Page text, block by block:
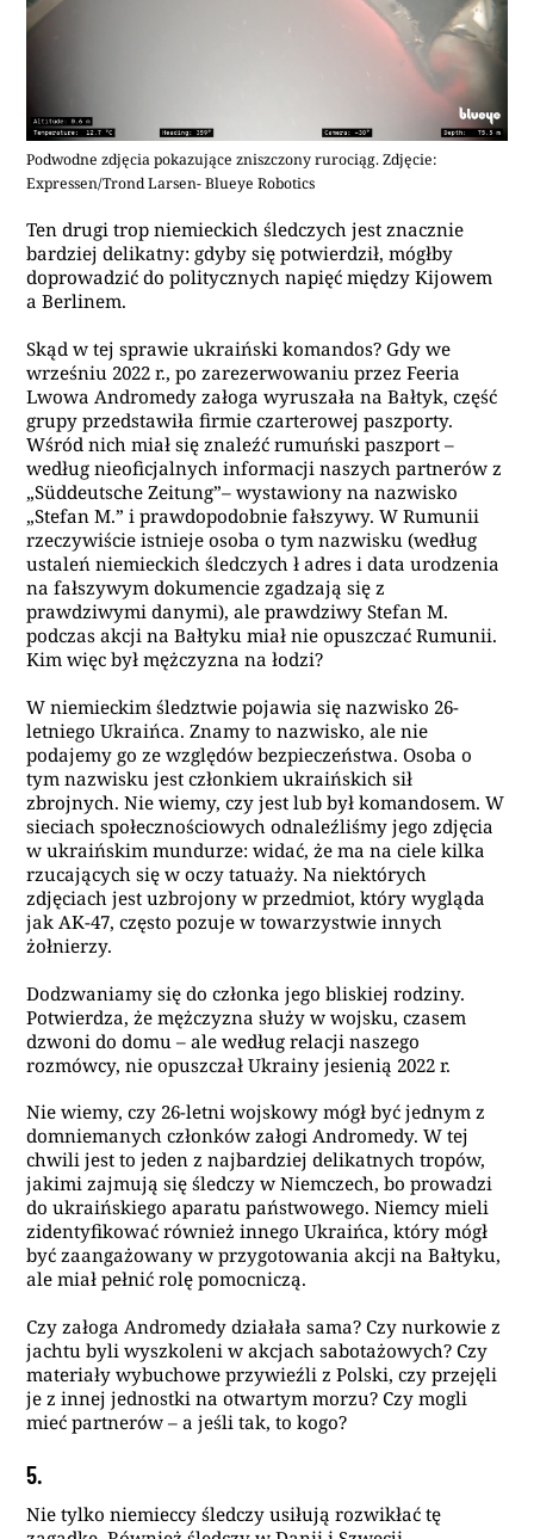
Podwodne zdjęcia pokazujące zniszczony rurociąg. Zdjęcie:
Expressen/Trond Larsen- Blueye Robotics
Ten drugi trop niemieckich śledczych jest znacznie
bardziej delikatny: gdyby się potwierdził, mógłby
doprowadzić do politycznych napięć między Kijowem
a Berlinem.
Skąd w tej sprawie ukraiński komandos? Gdy we
wrześniu 2022 r., po zarezerwowaniu przez Feeria
Lwowa Andromedy załoga wyruszała na Bałtyk, część
grupy przedstawiła firmie czarterowej paszporty.
Wśród nich miał się znaleźć rumuński paszport –
według nieoficjalnych informacji naszych partnerów z
„Süddeutsche Zeitung”– wystawiony na nazwisko
„Stefan M.” i prawdopodobnie fałszywy. W Rumunii
rzeczywiście istnieje osoba o tym nazwisku (według
ustaleń niemieckich śledczych ł adres i data urodzenia
na fałszywym dokumencie zgadzają się z
prawdziwymi danymi), ale prawdziwy Stefan M.
podczas akcji na Bałtyku miał nie opuszczać Rumunii.
Kim więc był mężczyzna na łodzi?
W niemieckim śledztwie pojawia się nazwisko 26-
letniego Ukraińca. Znamy to nazwisko, ale nie
podajemy go ze względów bezpieczeństwa. Osoba o
tym nazwisku jest członkiem ukraińskich sił
zbrojnych. Nie wiemy, czy jest lub był komandosem. W
sieciach społecznościowych odnaleźliśmy jego zdjęcia
w ukraińskim mundurze: widać, że ma na ciele kilka
rzucających się w oczy tatuaży. Na niektórych
zdjęciach jest uzbrojony w przedmiot, który wygląda
jak AK-47, często pozuje w towarzystwie innych
żołnierzy.
Dodzwaniamy się do członka jego bliskiej rodziny.
Potwierdza, że mężczyzna służy w wojsku, czasem
dzwoni do domu – ale według relacji naszego
rozmówcy, nie opuszczał Ukrainy jesienią 2022 r.
Nie wiemy, czy 26-letni wojskowy mógł być jednym z
domniemanych członków załogi Andromedy. W tej
chwili jest to jeden z najbardziej delikatnych tropów,
jakimi zajmują się śledczy w Niemczech, bo prowadzi
do ukraińskiego aparatu państwowego. Niemcy mieli
zidentyfikować również innego Ukraińca, który mógł
być zaangażowany w przygotowania akcji na Bałtyku,
ale miał pełnić rolę pomocniczą.
Czy załoga Andromedy działała sama? Czy nurkowie z
jachtu byli wyszkoleni w akcjach sabotażowych? Czy
materiały wybuchowe przywieźli z Polski, czy przejęli
je z innej jednostki na otwartym morzu? Czy mogli
mieć partnerów – a jeśli tak, to kogo?
5.
Nie tylko niemieccy śledczy usiłują rozwikłać tę